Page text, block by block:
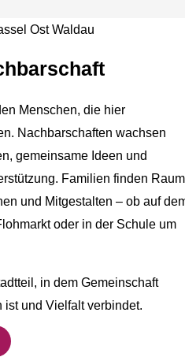
Menschen, die hier
Nachbarschaften wachsen
gemeinsame Ideen und
Familien finden Raum
und Mitgestalten – ob auf
oder in der Schule um
in dem Gemeinschaft
ist und Vielfalt verbindet.